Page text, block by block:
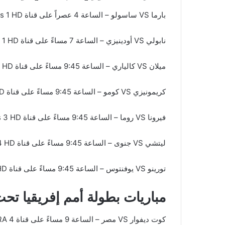
بارما VS ساسولو – الساعة 4 عصراً على قناة AD Sports 1 HD
نابولي VS أودينيزي – الساعة 7 مساءً على قناة AD Sports 1 HD
ميلان VS كالياري – الساعة 9:45 مساءً على قناة AD Sports 1 HD
كريمونيزي VS كومو – الساعة 9:45 مساءً على قناة AD Sports 5 HD
فيرونا VS روما – الساعة 9:45 مساءً على قناة AD Sports 3 HD
ليتشي VS جنوى – الساعة 9:45 مساءً على قناة AD Sports 4 HD
تورينو VS يوفنتوس – الساعة 9:45 مساءً على قناة AD Sports 2 HD
مباريات بطولة أمم إفريقيا تحت 17 سنة والقنوات
كوت ديفوار VS مصر – الساعة 9 مساءً على قناة beIN Sports VSTRA 4